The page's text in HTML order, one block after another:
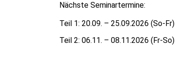
Nächste Seminartermine:
Teil 1: 20.09. – 25.09.2026 (So-Fr)
Teil 2: 06.11. – 08.11.2026 (Fr-So)